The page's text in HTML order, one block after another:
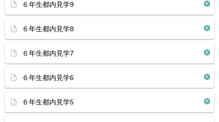
６年生都内見学9
６年生都内見学8
６年生都内見学7
６年生都内見学6
６年生都内見学5